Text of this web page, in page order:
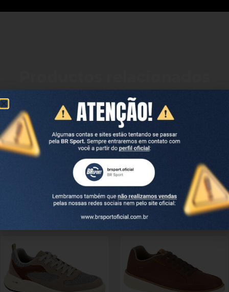
REF. 2275.229 REF. 2276.230